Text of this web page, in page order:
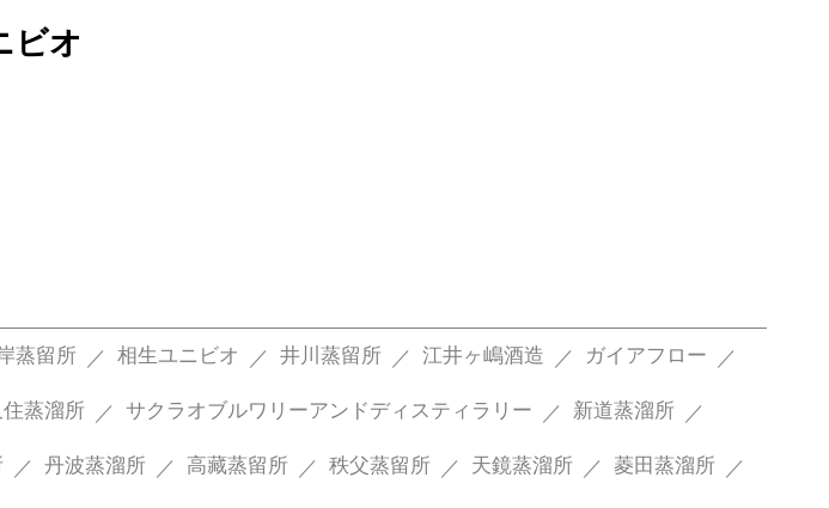
ビオ
蒸留所 相生ユニビオ 井川蒸留所 江井ヶ嶋酒造 ガイアフロー
住蒸溜所 サクラオブルワリーアンドディスティラリー 新道蒸溜所
丹波蒸溜所 高藏蒸留所 秩父蒸留所 天鏡蒸溜所 菱田蒸溜所